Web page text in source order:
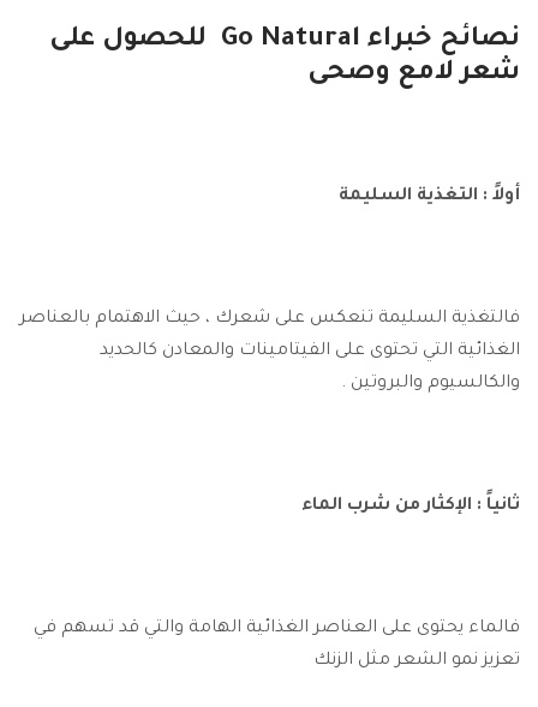
نصائح خبراء Go Natural للحصول على
شعر لامع وصحى
أولاً : التغذية السليمة
فالتغذية السليمة تنعكس على شعرك ، حيث الاهتمام بالعناصر
الغذائية التي تحتوى على الفيتامينات والمعادن كالحديد
والكالسيوم والبروتين .
ثانياً : الإكثار من شرب الماء
فالماء يحتوى على العناصر الغذائية الهامة والتي قد تسهم في
تعزيز نمو الشعر مثل الزنك